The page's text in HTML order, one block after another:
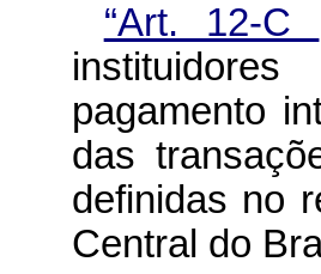
“Art. 12-C
pagamento
das
definidas no
Central do